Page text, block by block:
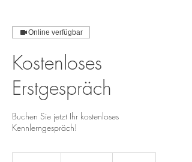
Online verfügbar
Kostenloses
Erstgespräch
Buchen Sie jetzt Ihr kostenloses
Kennlerngespräch!